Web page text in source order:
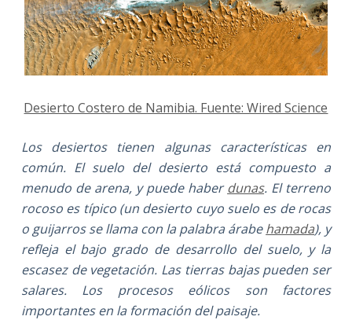
Desierto Costero de Namibia. Fuente: Wired Science
Los desiertos tienen algunas características en
común. El suelo del desierto está compuesto a
menudo de arena, y puede haberdunas. El terreno
rocoso es típico (un desierto cuyo suelo es de rocas
o guijarros se llama con la palabra árabehamada), y
refleja el bajo grado de desarrollo del suelo, y la
escasez de vegetación. Las tierras bajas pueden ser
salares. Los procesos eólicos son factores
importantes en la formación del paisaje.